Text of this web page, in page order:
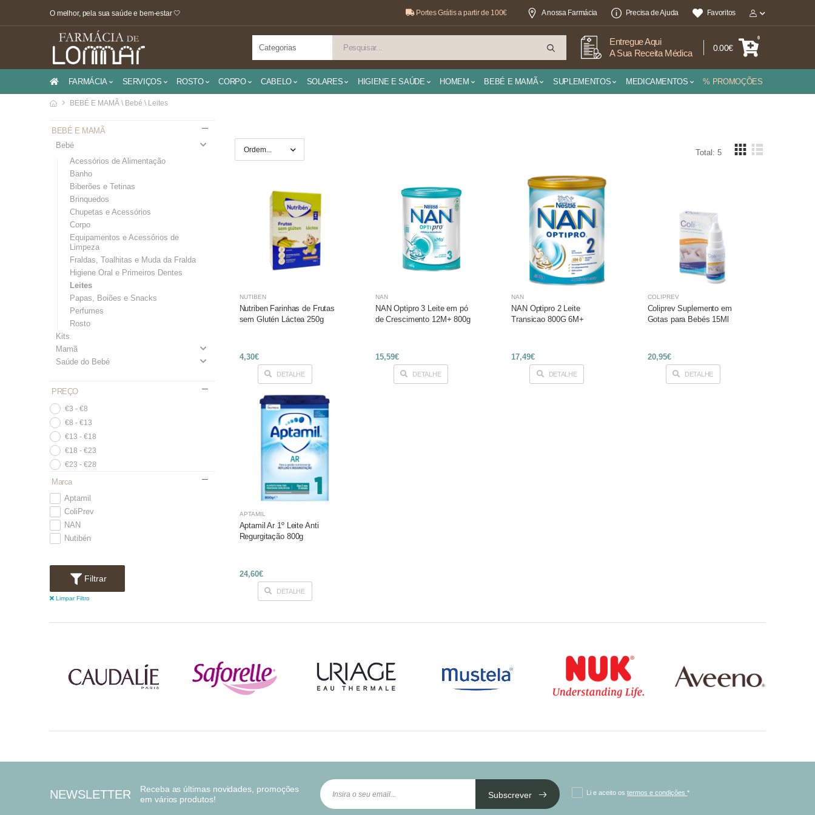
O melhor, pela sua saúde e bem-estar 🤍 Portes Grátis a partir de 100€ A nossa Farmácia Precisa de Ajuda Favoritos
Entregue Aqui
A Sua Receita Médica
0.00€
0
FARMÁCIA SERVIÇOS ROSTO CORPO CABELO SOLARES HIGIENE E SAÚDE HOMEM BEBÉ E MAMÃ SUPLEMENTOS MEDICAMENTOS % PROMOÇÕES
BEBÉ E MAMÃ \ Bebé \ Leites
BEBÉ E MAMÃ
Bebé
Acessórios de Alimentação
Banho
Biberões e Tetinas
Brinquedos
Chupetas e Acessórios
Corpo
Equipamentos e Acessórios de
Limpeza
Fraldas, Toalhitas e Muda da Fralda
Higiene Oral e Primeiros Dentes
Leites
Papas, Boiões e Snacks
Perfumes
Rosto
Kits
Mamã
Saúde do Bebé
PREÇO
€3 - €8
€8 - €13
€13 - €18
€18 - €23
€23 - €28
Marca
Aptamil
ColiPrev
NAN
Nutibén
Filtrar
Limpar Filtro
Total: 5
NUTIBÉN
Nutriben Farinhas de Frutas
sem Glutén Láctea 250g
4,30€
DETALHE
NAN
NAN Optipro 3 Leite em pó
de Crescimento 12M+ 800g
15,59€
DETALHE
NAN
NAN Optipro 2 Leite
Transicao 800G 6M+
17,49€
DETALHE
COLIPREV
Coliprev Suplemento em
Gotas para Bebés 15Ml
20,95€
DETALHE
APTAMIL
Aptamil Ar 1º Leite Anti
Regurgitação 800g
24,60€
DETALHE
NEWSLETTER
Receba as últimas novidades, promoções
em vários produtos!
Subscrever Li e aceito ostermos e condições*